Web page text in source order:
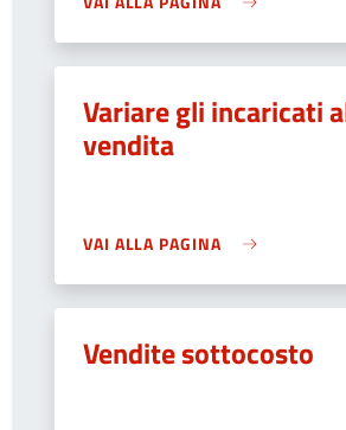
Variare gli incaricati
vendita
VAI ALLA PAGINA
Vendite sottocosto